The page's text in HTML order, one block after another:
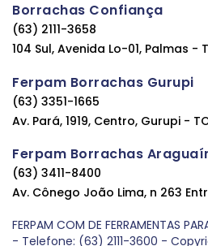
Borrachas Confiança
(63) 2111-3658
104 Sul, Avenida Lo-01, Palmas -
Ferpam Borrachas Gurupi
(63) 3351-1665
Av. Pará, 1919, Centro, Gurupi -
Ferpam Borrachas
(63) 3411-8400
Av. Cônego João Lima, n 263
FERPAM COM DE FERRAMENTAS
- Telefone: (63) 2111-3600 -